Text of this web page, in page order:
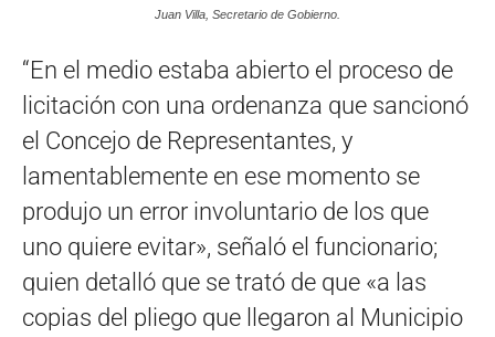
Juan Villa, Secretario de Gobierno.
“En el medio estaba abierto el proceso de
licitación con una ordenanza que sancionó
el Concejo de Representantes, y
lamentablemente en ese momento se
produjo un error involuntario de los que
uno quiere evitar», señaló el funcionario;
quien detalló que se trató de que «a las
copias del pliego que llegaron al Municipio